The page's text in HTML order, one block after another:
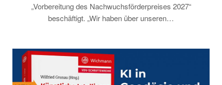
„Vorbereitung des Nachwuchsförderpreises 2027“
beschäftigt. „Wir haben über unseren…